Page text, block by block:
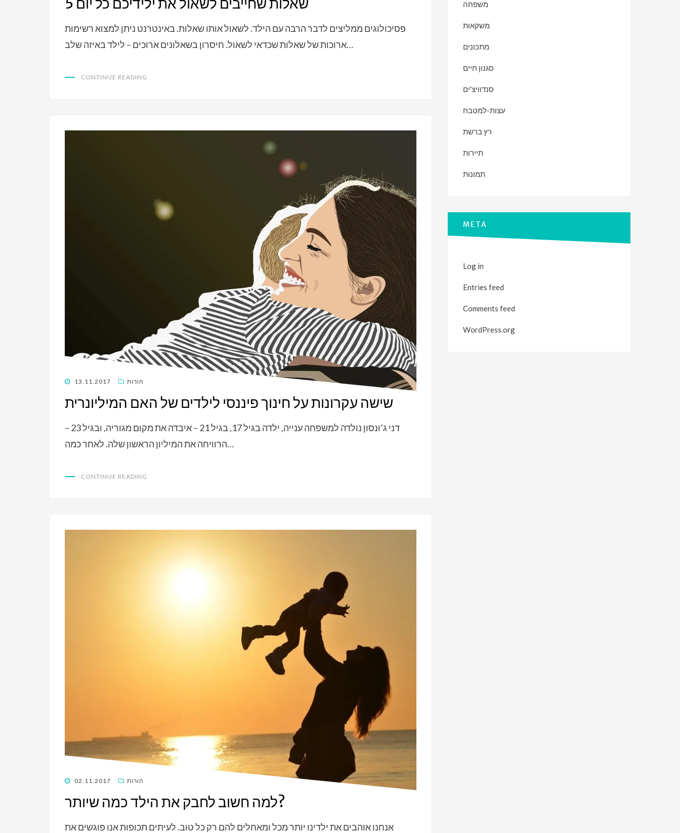
5 שאלות שחייבים לשאול את ילידיכם כל יום
פסיכולוגים ממליצים לדבר הרבה עם הילד. לשאול אותו שאלות. באינטרנט ניתן למצוא רשימות
ארוכות של שאלות שכדאי לשאול. חיסרון בשאלונים ארוכים – לילד באיזה שלב…
CONTINUE READING
POSTED
13.11.2017 הורות
שישה עקרונות על חינוך פיננסי לילדים של האם המיליונרית
דני ג’ונסון נולדה למשפחה ענייה, ילדה בגיל 17, בגיל 21 – איבדה את מקום מגוריה, ובגיל 23 –
הרוויחה את המיליון הראשון שלה. לאחר כמה…
CONTINUE READING
POSTED
02.11.2017 הורות
למה חשוב לחבק את הילד כמה שיותר?
אנחנו אוהבים את ילדינו יותר מכל ומאחלים להם רק כל טוב. לעיתים תכופות אנו פוגשים את
משפחה
משקאות
מתכונים
סגנון חיים
סנדוויצ'ים
עצות-למטבח
רץ ברשת
תיירות
תמונות
META
Log in
Entries feed
Comments feed
WordPress.org